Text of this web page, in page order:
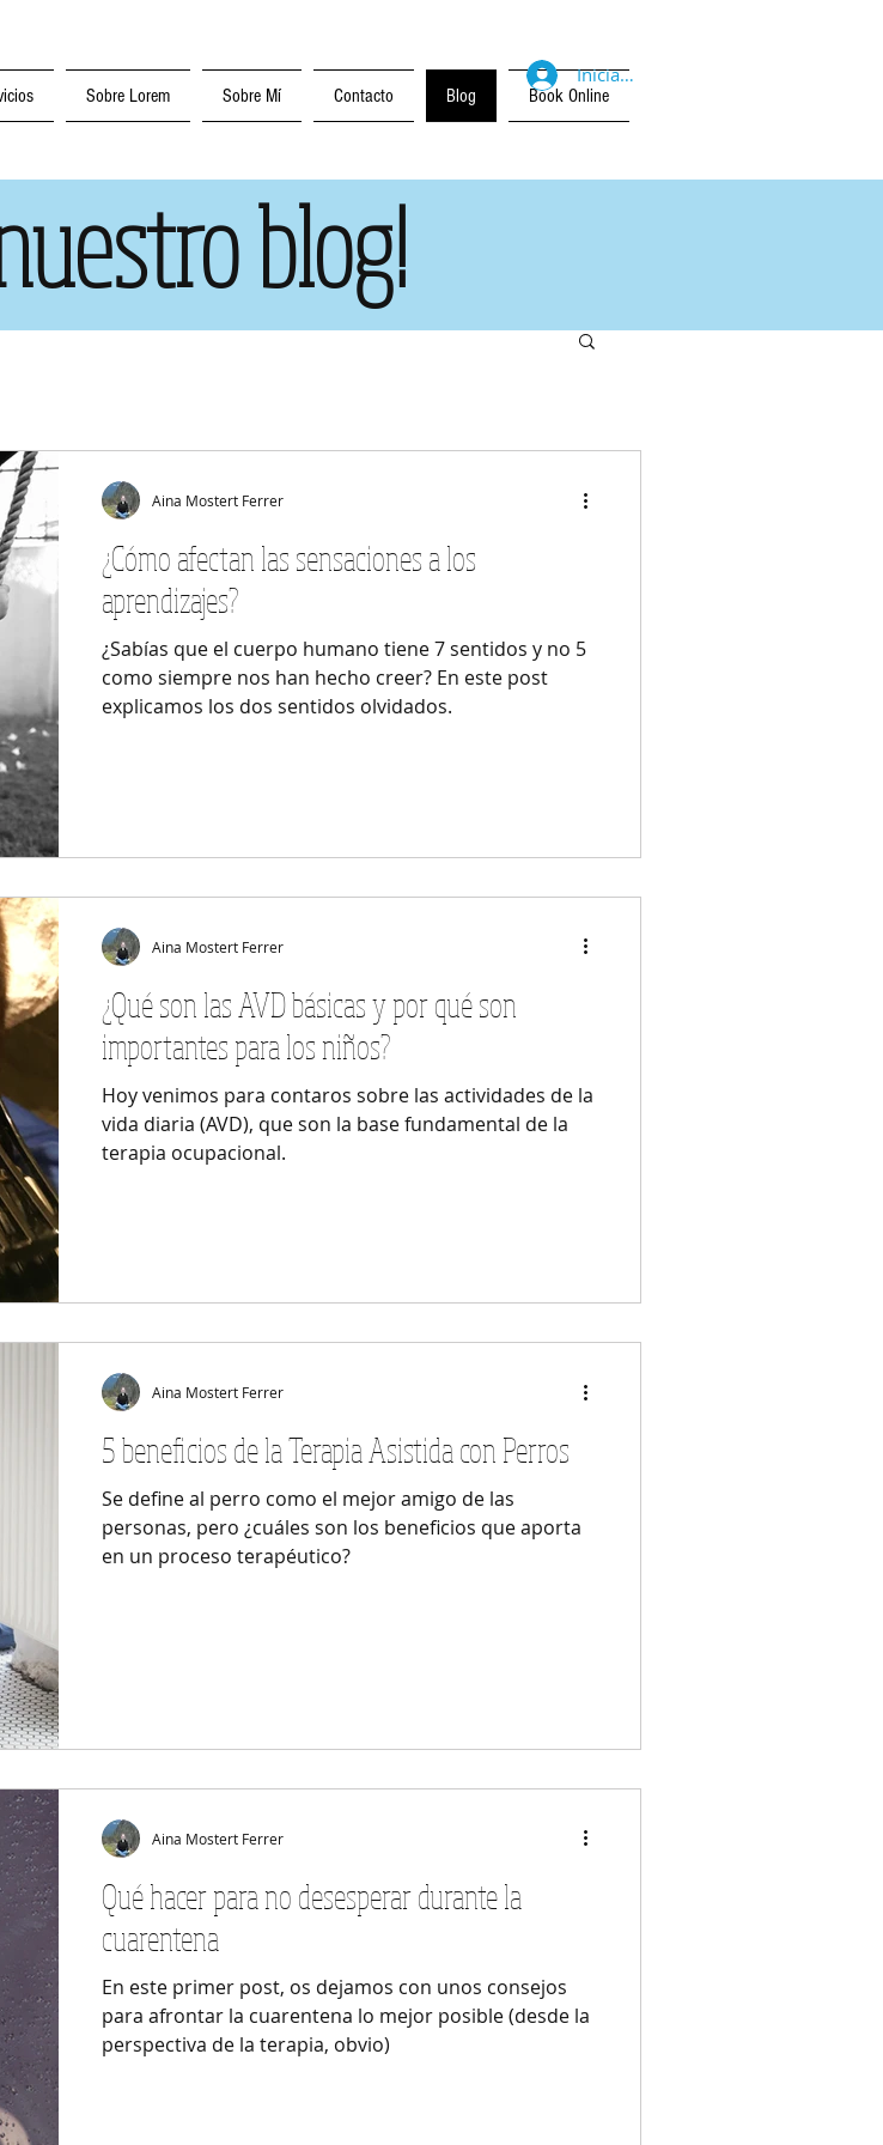
Sobre Lorem Sobre Mí Contacto Blog Book Online
Iniciar sesión
blog!
¿Cómo afectan las sensaciones a los
aprendizajes?
¿Sabías que el cuerpo humano tiene 7 sentidos y no 5
como siempre nos han hecho creer? En este post
explicamos los dos sentidos olvidados.
Aina Mostert Ferrer
¿Qué son las AVD básicas y por qué son
importantes para los niños?
Hoy venimos para contaros sobre las actividades de la
vida diaria (AVD), que son la base fundamental de la
terapia ocupacional.
Aina Mostert Ferrer
5 beneficios de la Terapia Asistida con Perros
Se define al perro como el mejor amigo de las
personas, pero ¿cuáles son los beneficios que aporta
en un proceso terapéutico?
Aina Mostert Ferrer
Qué hacer para no desesperar durante la
cuarentena
En este primer post, os dejamos con unos consejos
para afrontar la cuarentena lo mejor posible (desde la
perspectiva de la terapia, obvio)
Aina Mostert Ferrer